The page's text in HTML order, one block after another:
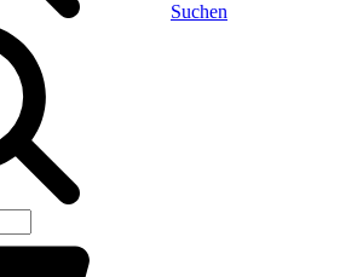
Suchen